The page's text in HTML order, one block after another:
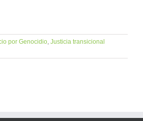
por Genocidio, Justicia transicional